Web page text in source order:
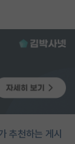
추천하는 게시